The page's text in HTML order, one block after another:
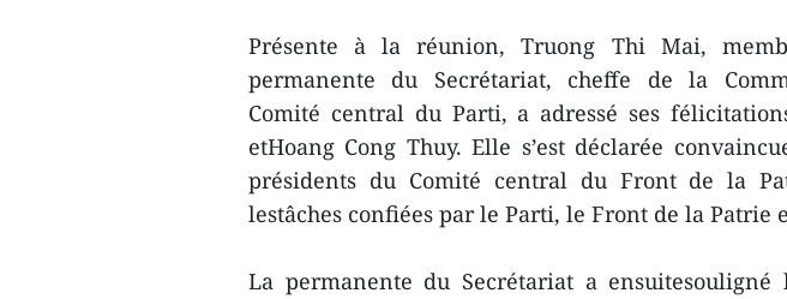
Présente à la réunion, Truong Thi Mai,
permanente du Secrétariat, cheffe de la
Comité central du Parti, a adressé ses
etHoang Cong Thuy. Elle s’est déclarée
présidents du Comité central du Front de la
lestâches confiées par le Parti, le Front de la Patrie
La permanente du Secrétariat a ensuitesouligné